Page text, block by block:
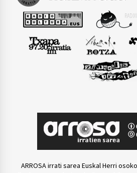
ARROSA irrati sarea Euskal Herri